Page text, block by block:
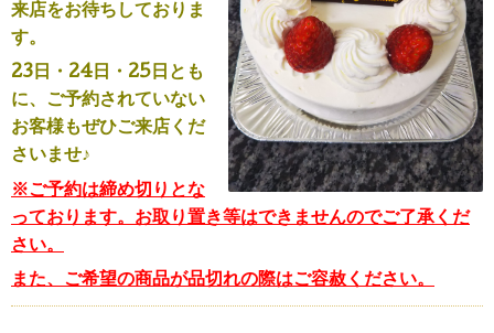
来店をお待ちしておりま
す。
23日・24日・25日とも
に、ご予約されていない
お客様もぜひご来店くだ
さいませ♪
※ご予約は締め切りとな
っております。お取り置き等はできませんのでご了承くだ
さい。
また、ご希望の商品が品切れの際はご容赦ください。